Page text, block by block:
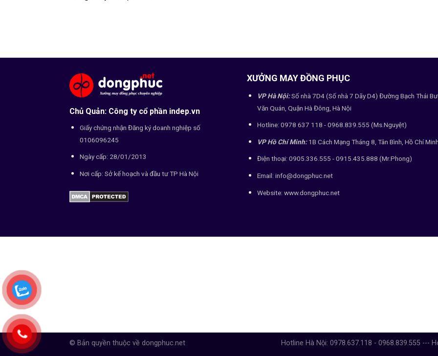
Chủ Quản: Công ty cổ phần indep.vn
Giấy chứng nhận Đăng ký doanh nghiệp số
0106096245
Ngày cấp: 28/01/2013
Nơi cấp: Sở kế hoạch và đầu tư TP Hà Nội
XƯỞNG MAY ĐỒNG PHỤC
VP Hà Nội:Số nhà 7D4 (Số nhà 7 Dãy D4) Đường Bạch Thái
Văn Quán, Quận Hà Đông, Hà Nội
Hotline: 0978 637 118 - 0968.839.555 (Ms.Nguyệt)
VP Hồ Chí Minh:1B Cách Mạng Tháng 8, Tân Bình, Hồ Chí
Điện thoại: 0905.336.555 - 0915.435.888 (Mr.Phong)
Email: info@dongphuc.net
Website:www.dongphuc.net
Hotline Hà Nội: 0978.637.118 - 0968.839.555 ---
© Bản quyền thuộc về dongphuc.net